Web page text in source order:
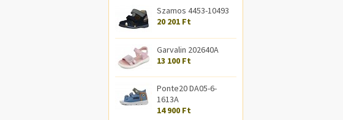
Szamos 4453-10493
20 201 Ft
Garvalin 202640A
13 100 Ft
Ponte20 DA05-6-
1613A
14 900 Ft